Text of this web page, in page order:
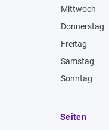
Mittwoch
Donnerstag
Freitag
Samstag
Sonntag
Seiten